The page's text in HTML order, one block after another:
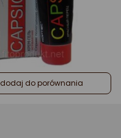
dodaj do porównania